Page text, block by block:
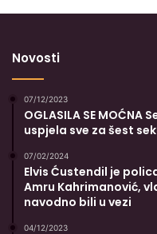
Novosti
07/12/2023
OGLASILA SE
uspjela sve za šest
07/02/2024
Elvis Ćustendil je
Amru Kahrimanović,
navodno bili u vezi
04/12/2023